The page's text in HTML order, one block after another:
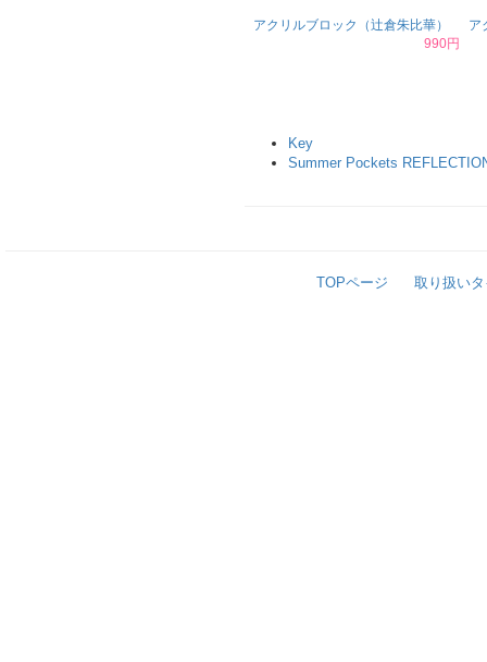
アクリルブロック（辻倉朱比華）
990円
ア
Key
Summer Pockets
TOPページ 取り扱い